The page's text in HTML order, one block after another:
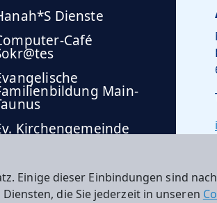
Einige dieser Einbindungen sind
die Sie jederzeit in unseren
Dienste
Café
Main-
Kirchengemeinde
Eschborn